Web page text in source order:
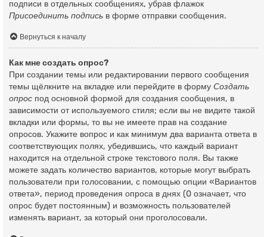
подписи в отдельных сообщениях, убрав флажок
Присоединить подпись в форме отправки сообщения.
Вернуться к началу
Как мне создать опрос?
При создании темы или редактировании первого сообщения
темы щёлкните на вкладке или перейдите в форму Создать
опрос под основной формой для создания сообщения, в
зависимости от используемого стиля; если вы не видите такой
вкладки или формы, то вы не имеете прав на создание
опросов. Укажите вопрос и как минимум два варианта ответа в
соответствующих полях, убедившись, что каждый вариант
находится на отдельной строке текстового поля. Вы также
можете задать количество вариантов, которые могут выбрать
пользователи при голосовании, с помощью опции «Вариантов
ответа», период проведения опроса в днях (0 означает, что
опрос будет постоянным) и возможность пользователей
изменять вариант, за который они проголосовали.